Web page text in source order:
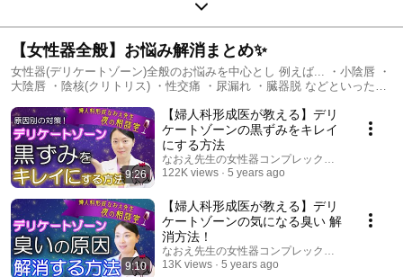
【女性器全般】お悩み解消まとめ✨
女性器(デリケートゾーン)全般のお悩みを中心とし 例えば... ・小陰唇 ・
大陰唇 ・陰核(クリトリス) ・性交痛 ・尿漏れ ・臓器脱 などといった事
9:26
【婦人科形成医が教える】デリ
ケートゾーンの黒ずみをキレイ
にする方法
なおえ先生の女性器コンプレックス相談室
122K views
5 years ago
9:10
【婦人科形成医が教える】デリ
ケートゾーンの気になる臭い 解
消方法！
なおえ先生の女性器コンプレックス相談室
13K views
5 years ago